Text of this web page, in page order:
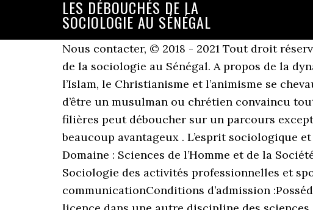
LES DÉBOUCHÉS DE LA
SOCIOLOGIE AU SÉNÉGAL
Nous contacter, © 2018 - 2021 Tout droit réservé. Autrement dit, la crise de l'écrit (du logos) ne doit pas être le prétexte à la crise de la sociologie au Sénégal. A propos de la dynamique inter-religieuse, le professeur de sociologie fait observer qu’au Sénégal, l’Islam, le Christianisme et l’animisme se chevauchent en un certain nombre de points, ce qui permet assez aisément à un individu d’être un musulman ou chrétien convaincu tout en intégrant à sa vie des éléments provenant de l’animisme. Chacune de ces filières peut déboucher sur un parcours exceptionnel ! Il faut également dire que les débouchés de la sociologie sont multiple et beaucoup avantageux . L’esprit sociologique et les métiers ouverts aux sociologues. Intitulé formation : Master Sociologie Domaine : Sciences de l’Homme et de la SociétéMention : SociologieParcours:– Société, religion et institutions de socialisation– Sociologie des activités professionnelles et sportives– Sociologie économique, dynamiques territoriales et communicationConditions d’admission :Posséder une licence en sociologie, c’est-à-dire 180 crédits après le baccalauréat, ou une licence dans une autre discipline des sciences sociales ou un diplôme considéré comme équivalent d’une licence en sciences sociales. encadreur le Docteur Yacine NGOM Sociologue au BAME, pour avoir accepté de me soutenir et de m'encadrer pour l'élaboration de ce document malgré leurs multiples préoccupations; LA COMMERCIALISATION DE L’ARACHIDE AU SENEGAL, ENJEUX, CONTRAINTES ET PERSPECTIVES: UNE ETUDE DANS LE BASSIN ARACHIDIER. Hormis les classes préparatoires aux grandes écoles littéraires et artistiques, toutes ces formations sont disponibles au Sénégal. Les licences générales de langues conviennent aux candidats du Bac L qui ont un très bon niveau en langues. L’obtention de la Licence en sociologie permet d’accéder au Master qui ouvre des perspectives pour les professions suivantes : Plus de 100 offres de bourses étrangères pour tous les pays, Téléchargez GRATUITEMENT toutes les anciennes épreuves du Bac, de 2010 à 2020 (Toutes les séries), Samabac est une plateforme qui vous permet de démystifier le Bfem, le Baccalauréat ainsi que toutes les opportunités qui s’offrent à vous pendant vos études supérieures. Précis, fondé sur une série d’entretiens avec 43 talibés dans 5 refuges pour enfants et 17 écoles coraniques différe… Vous pourrez évoquer ce bilan avec votre conseiller Campus France. "Pour sauver les talibés, l’Etat prévoit amendes et peines de prison pour ceux mettant leurs enfants dans la rue", tweetait Macky Sall, l’actuel président du Sénégal, le 1er juillet 2016, avant de lancer le plan "retrait des enfants des rues". Caractéristiques. Si vous continuez à utiliser ce site, nous supposerons que vous en êtes satisfait. « Sociologie au Sénégal » est le titre de l'ouvrage que le Pr. Lettres et Langues. Lettres et Langues. Les principaux débouchés de cette formation sont les suivants : Consultant; Concepteur de projets; Responsable d’ONG, d’OCB et d’organismes; Spécialiste en suivi et évaluation de projets; Spécialiste en techniques et médiation sociale; Conseiller en entreprises et milieux socioprofessionnels; Médiateur religieux; Médiateur sportif UVS: PÔLE LETTRES, SCIENCES HUMAINES ET DE L’ ÉDUCATION- LICENCE SOCIOLOGIE, L’ Université virtuelle du Sénégal offre des programmes à distance en lettres, sciences humaines et de l’éducation. Download Best WordPress Themes Free Download. De même, l’institut a mis en place une stratégie de